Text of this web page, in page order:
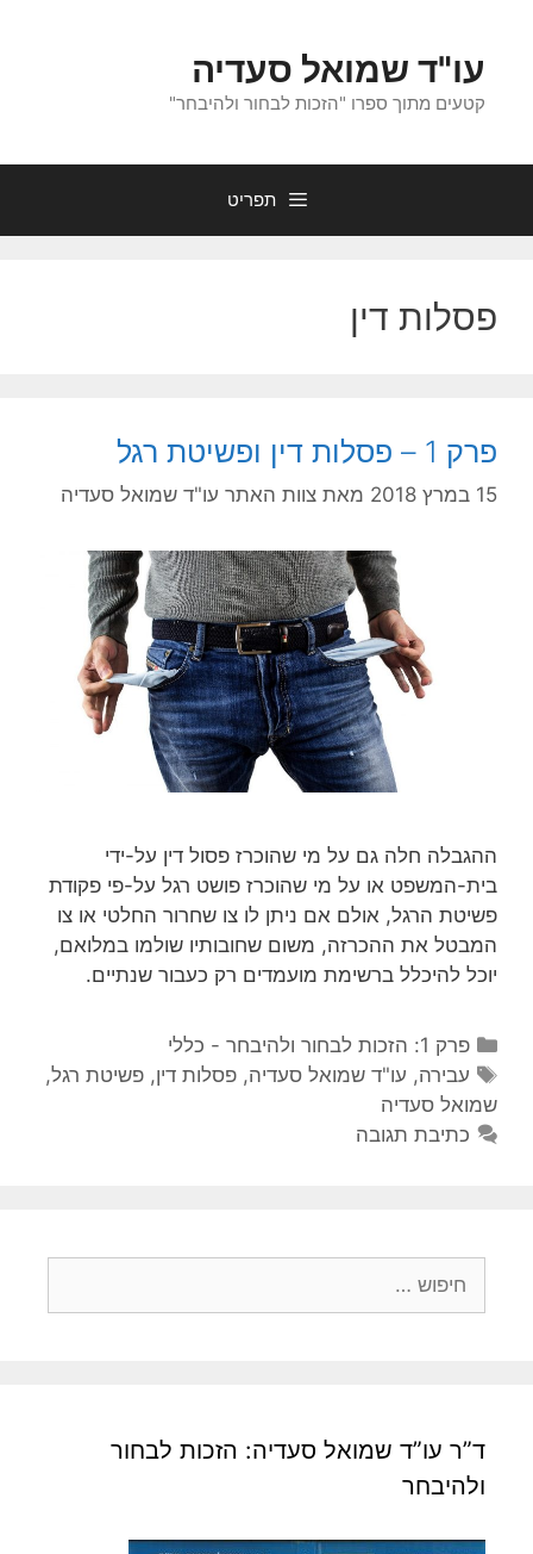
עו"ד שמואל סעדיה
קטעים מתוך ספרו "הזכות לבחור ולהיבחר"
תפריט
פסלות דין
פרק 1 – פסלות דין ופשיטת רגל
15 במרץ 2018 מאת צוות האתר עו"ד שמואל סעדיה
ההגבלה חלה גם על מי שהוכרז פסול דין על-ידי
בית-המשפט או על מי שהוכרז פושט רגל על-פי פקודת
פשיטת הרגל, אולם אם ניתן לו צו שחרור החלטי או צו
המבטל את ההכרזה, משום שחובותיו שולמו במלואם,
יוכל להיכלל ברשימת מועמדים רק כעבור שנתיים.
ק
ט
ג
ו
ת
פרק 1: הזכות לבחור ולהיבחר - כללי
ת
ג
י
עבירה, עו"ד שמואל סעדיה,פסלות דין,פשיטת רגל,
שמואל סעדיה
כתיבת תגובה
ד”ר עו”ד שמואל סעדיה: הזכות לבחור
ולהיבחר